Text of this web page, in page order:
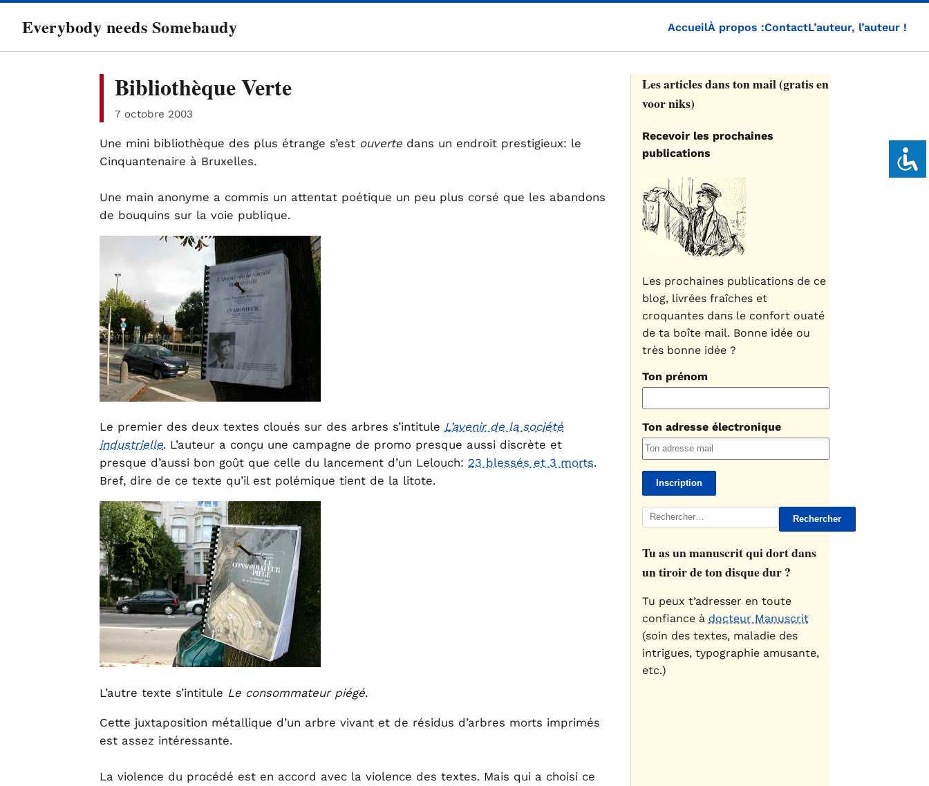
Everybody needs Somebaudy AccueilÀ propos :ContactL’auteur, l’auteur !
Bibliothèque Verte
7 octobre 2003
Une mini bibliothèque des plus étrange s’est ouverte dans un endroit prestigieux: le
Cinquantenaire à Bruxelles.
Une main anonyme a commis un attentat poétique un peu plus corsé que les abandons
de bouquins sur la voie publique.
Le premier des deux textes cloués sur des arbres s’intitule L’avenir de la société
industrielle. L’auteur a conçu une campagne de promo presque aussi discrète et
presque d’aussi bon goût que celle du lancement d’un Lelouch: 23 blessés et 3 morts.
Bref, dire de ce texte qu’il est polémique tient de la litote.
L’autre texte s’intitule Le consommateur piégé.
Cette juxtaposition métallique d’un arbre vivant et de résidus d’arbres morts imprimés
est assez intéressante.
La violence du procédé est en accord avec la violence des textes. Mais qui a choisi ce
Les articles dans ton mail (gratis en
voor niks)
Recevoir les prochaines
publications
Les prochaines publications de ce
blog, livrées fraîches et
croquantes dans le confort ouaté
de ta boîte mail. Bonne idée ou
très bonne idée ?
Ton prénom
Ton adresse électronique
Rechercher :
Tu as un manuscrit qui dort dans
un tiroir de ton disque dur ?
Tu peux t’adresser en toute
confiance à docteur Manuscrit
(soin des textes, maladie des
intrigues, typographie amusante,
etc.)